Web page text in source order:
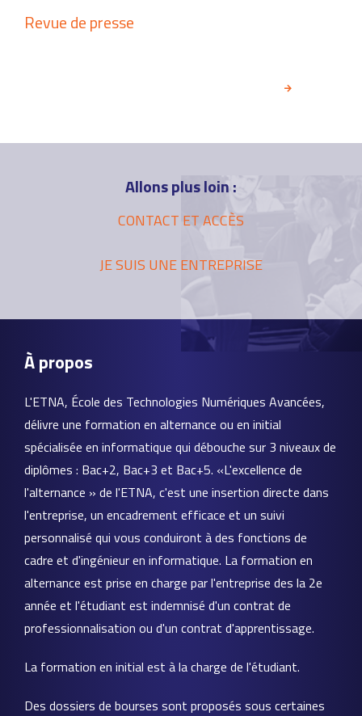
Revue de presse
Allons plus loin :
CONTACT ET ACCÈS
JE SUIS UNE ENTREPRISE
À propos
L'ETNA, École des Technologies Numériques Avancées,
délivre une formation en alternance ou en initial
spécialisée en informatique qui débouche sur 3 niveaux de
diplômes : Bac+2, Bac+3 et Bac+5. «L'excellence de
l'alternance » de l'ETNA, c'est une insertion directe dans
l'entreprise, un encadrement efficace et un suivi
personnalisé qui vous conduiront à des fonctions de
cadre et d'ingénieur en informatique. La formation en
alternance est prise en charge par l'entreprise des la 2e
année et l'étudiant est indemnisé d'un contrat de
professionnalisation ou d'un contrat d'apprentissage.
La formation en initial est à la charge de l'étudiant.
Des dossiers de bourses sont proposés sous certaines